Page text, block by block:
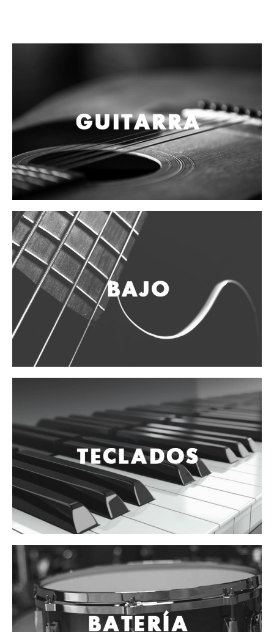
Baquetas, mazos y bolillos
Guiros
Vientos
Accesorios
Micrófonos
Mano alámbrico
Inalámbrico de mano
Inalámbrico diadema y solapa
Inalámbrico para instrumento
Estudio
Corro y escenario
Instalaciones
Cámara, computadora y celular
Pedestales y soportes
Audio Profesional
Columnas pasivas
Columnas activas
Amplificadores
Consolas mezcladoras
Procesadores y efectos
Monitores de estudio
Interfaz para grabación
Audífonos y monitoreo personal
Estantes y soportes
Instalaciones y publicidad